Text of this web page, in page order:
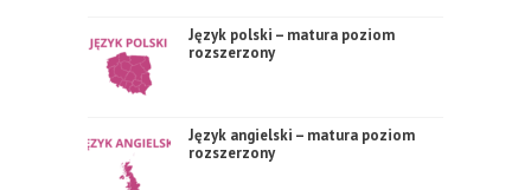
Język polski – matura poziom
rozszerzony
Język angielski – matura poziom
rozszerzony